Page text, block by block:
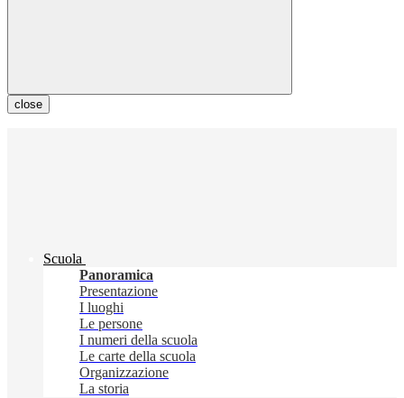
close
Scuola
Panoramica
Presentazione
I luoghi
Le persone
I numeri della scuola
Le carte della scuola
Organizzazione
La storia